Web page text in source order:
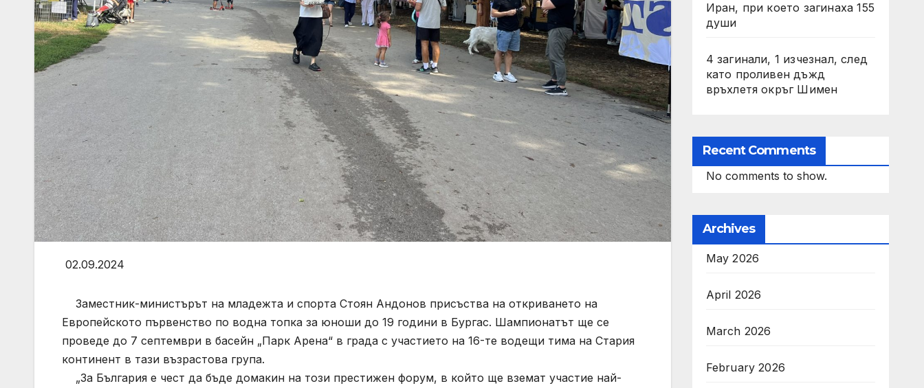
02.09.2024
Заместник-министърът на младежта и спорта Стоян Андонов присъства на откриването на
Европейското първенство по водна топка за юноши до 19 години в Бургас. Шампионатът ще се
проведе до 7 септември в басейн „Парк Арена“ в града с участието на 16-те водещи тима на Стария
континент в тази възрастова група.
„За България е чест да бъде домакин на този престижен форум, в който ще вземат участие най-
Иран, при което загинаха 155
души
4 загинали, 1 изчезнал, след
като проливен дъжд
връхлетя окръг Шимен
Recent Comments
No comments to show.
Archives
May 2026
April 2026
March 2026
February 2026